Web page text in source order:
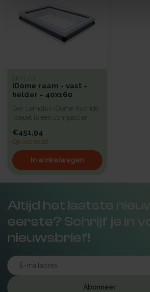
SKYLUX
iDome raam - vast -
helder - 40x160
Een Lemolux iDome hybride
koepel is een compact en
v...
€451,94
Op voorraad
In winkelwagen
Altijd het laatste
eerste? Schrijf je in
nieuwsbrief!
Abonneer